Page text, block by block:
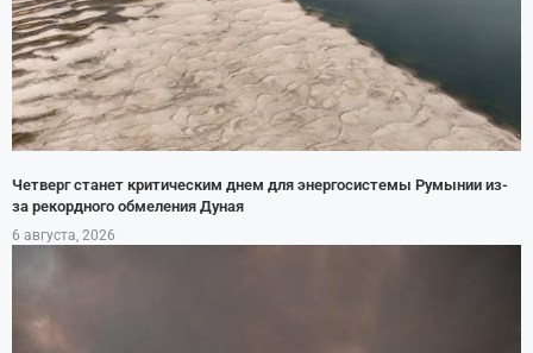
Четверг станет критическим днем для энергосистемы Румынии из-
за рекордного обмеления Дуная
6 августа, 2026